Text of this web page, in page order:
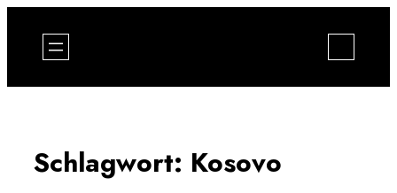
Inhalt
springen
Schlagwort: Kosovo